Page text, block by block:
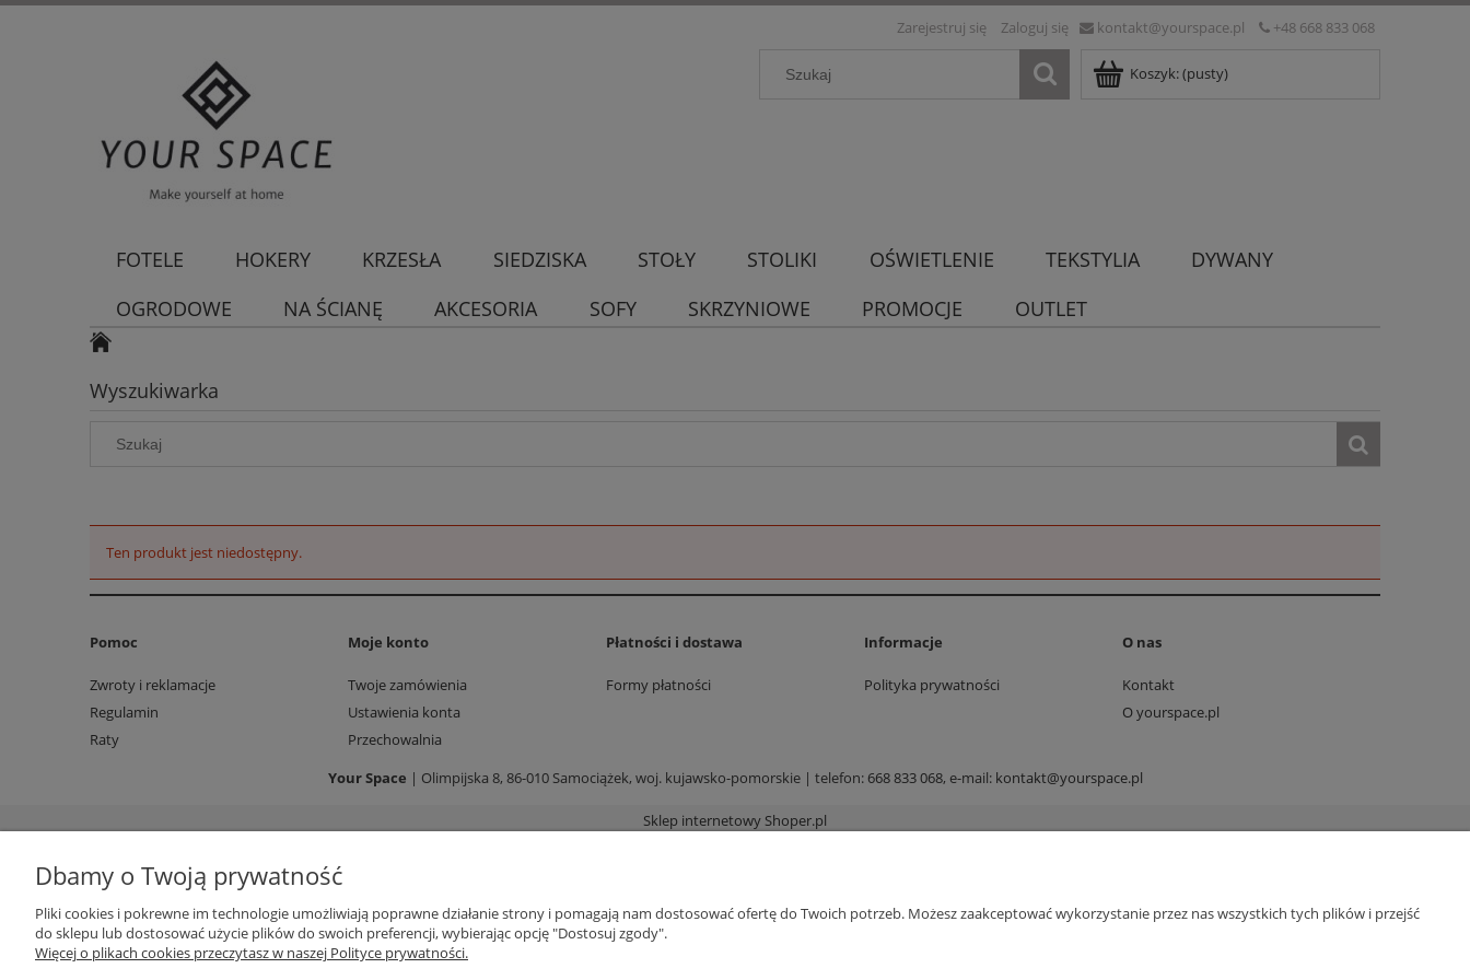
kontakt@yourspace.pl +48 668 833 068
Zarejestruj się Zaloguj się
Koszyk:(pusty)
FOTELE HOKERY KRZESŁA SIEDZISKA STOŁY STOLIKI OŚWIETLENIE TEKSTYLIA
DYWANY
OGRODOWE
NA ŚCIANĘ AKCESORIA SOFY SKRZYNIOWE PROMOCJE OUTLET
Wyszukiwarka
Ten produkt jest niedostępny.
Pomoc
Zwroty i reklamacje
Regulamin
Raty
Moje konto
Twoje zamówienia
Ustawienia konta
Przechowalnia
Płatności i dostawa
Formy płatności
Informacje
Polityka prywatności
O nas
Kontakt
O yourspace.pl
Your Space | Olimpijska 8, 86-010 Samociążek, woj. kujawsko-pomorskie | telefon: 668 833 068, e-mail: kontakt@yourspace.pl
Sklep internetowy Shoper.pl
Dbamy o Twoją prywatność
Pliki cookies i pokrewne im technologie umożliwiają poprawne działanie strony i pomagają nam dostosować ofertę do Twoich potrzeb. Możesz zaakceptować wykorzystanie przez nas wszystkich tych plików i przejść
do sklepu lub dostosować użycie plików do swoich preferencji, wybierając opcję "Dostosuj zgody".
Więcej o plikach cookies przeczytasz w naszej Polityce prywatności.